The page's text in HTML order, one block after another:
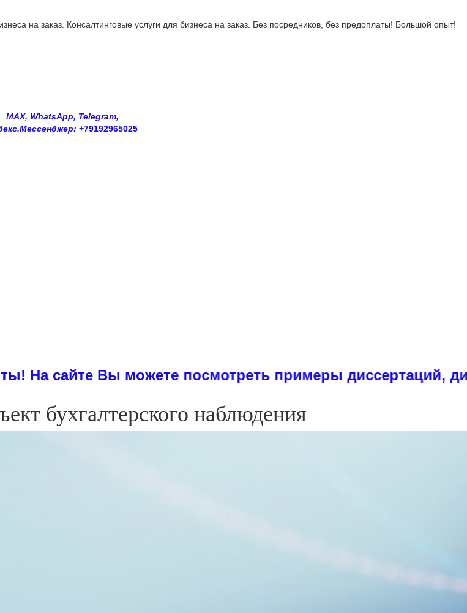
на заказ. Консалтинговые услуги для бизнеса на заказ. Без посредников, без предоплаты! Большой опыт!
MAX, WhatsApp, Telegram,
+79192965025
Вы можете посмотреть примеры диссертаций, дипломов,
бухгалтерского наблюдения